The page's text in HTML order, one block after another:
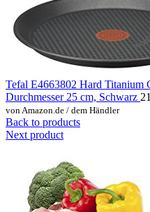
Tefal E4663802 Hard Titanium
Durchmesser 25 cm, Schwarz
von Amazon.de / dem Händler
Back to products
Next product